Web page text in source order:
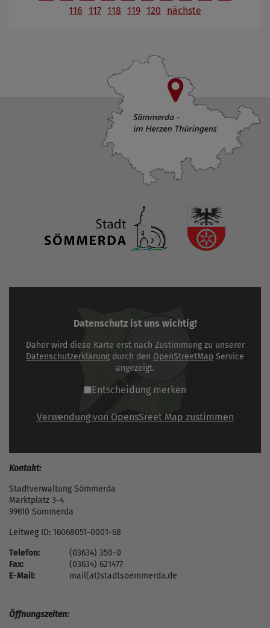
116 117 118 119 120 nächste
Datenschutz ist uns wichtig!
Daher wird diese Karte erst nach Zustimmung zu unserer
Datenschutzerklärung durch den OpenStreetMap Service
angezeigt.
Entscheidung merken
Verwendung von OpensSreet Map zustimmen
Kontakt:
Stadtverwaltung Sömmerda
Marktplatz 3-4
99610 Sömmerda
Leitweg ID: 16068051-0001-68
Telefon:
(03634) 350-0
Fax:
(03634) 621477
E-Mail:
mail(at)stadtsoemmerda.de
Öffnungszeiten: